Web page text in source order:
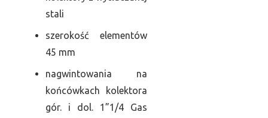
stali
szerokość elementów
45 mm
nagwintowania na
końcówkach kolektora
gór. i dol. 1”1/4 Gas